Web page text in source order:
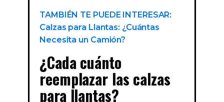
TAMBIÉN TE PUEDE INTERESAR:
Calzas para Llantas: ¿Cuántas
Necesita un Camión?
¿Cada cuánto
reemplazar las calzas
para llantas?